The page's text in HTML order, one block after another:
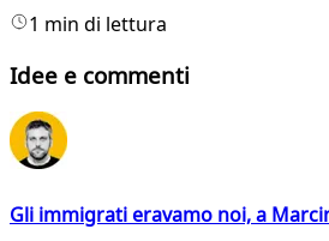
1 min di lettura
Idee e commenti
Gli immigrati eravamo noi, a